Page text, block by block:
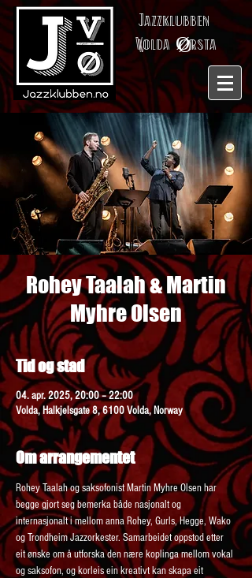
Jazzklubben
VoldaØrsta
Rohey Taalah & Martin
Myhre Olsen
Tid og stad
04. apr. 2025, 20:00 – 22:00
Volda, Halkjelsgate 8, 6100 Volda, Norway
Om arrangementet
Rohey Taalah og saksofonist Martin Myhre Olsen har
begge gjort seg bemerka både nasjonalt og
internasjonalt i mellom anna Rohey, Gurls, Hegge, Wako
og Trondheim Jazzorkester. Samarbeidet oppstod etter
eit ønske om å utforska den nære koplinga mellom vokal
og saksofon, og korleis ein kreativt kan skapa eit